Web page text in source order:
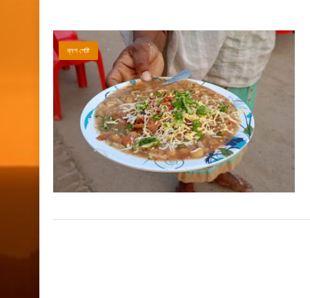
ব্লগ পোষ্ট